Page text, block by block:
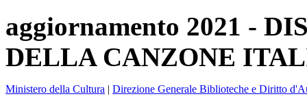
aggiornamento 2021 -
DELLA CANZONE
Ministero della Cultura | Direzione Generale Biblioteche e Diritto